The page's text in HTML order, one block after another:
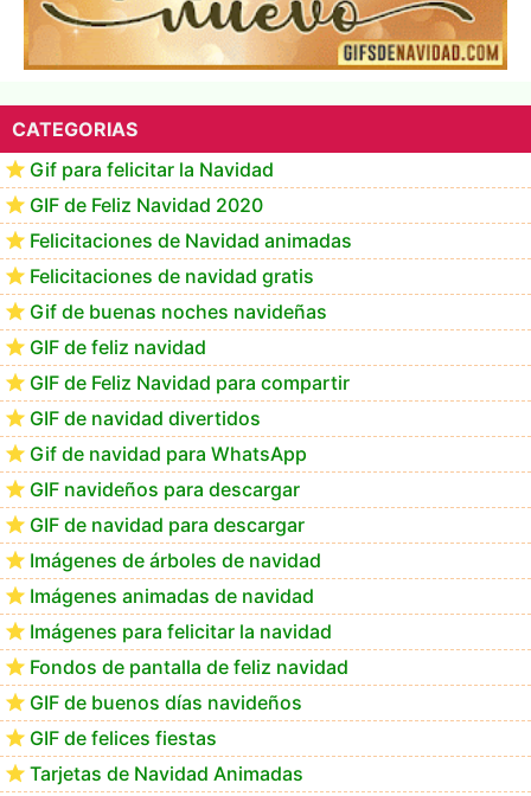
Te deseo una Feliz Navidad Bartolomea
CATEGORIAS
Gif para felicitar la Navidad
GIF de Feliz Navidad 2020
Felicitaciones de Navidad animadas
Felicitaciones de navidad gratis
Gif de buenas noches navideñas
GIF de feliz navidad
GIF de Feliz Navidad para compartir
GIF de navidad divertidos
Gif de navidad para WhatsApp
GIF navideños para descargar
GIF de navidad para descargar
Imágenes de árboles de navidad
Imágenes animadas de navidad
Imágenes para felicitar la navidad
Fondos de pantalla de feliz navidad
GIF de buenos días navideños
GIF de felices fiestas
Tarjetas de Navidad Animadas